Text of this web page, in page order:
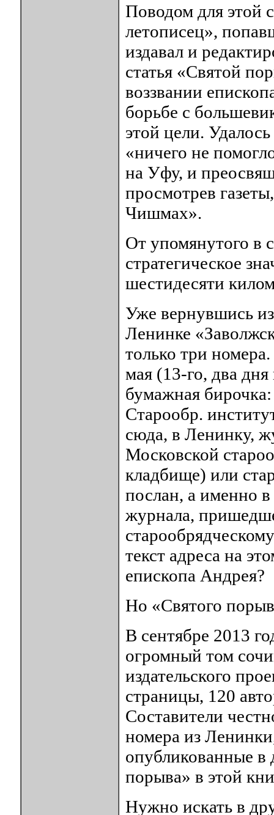
Поводом для этой
летописец»,
издавал и
статья «Святой
воззвании
борьбе с
этой цели.
«ничего не
на Уфу, и
просмотрев
Чишмах».
От упомянутого в
стратегическое
шестидесяти
Уже вернувшись
Ленинке
только три
мая (13-го, два
бумажная
Старообр.
сюда, в Ленинку,
Московской
кладбище) или
послан, а именно
журнала,
текст адреса на
епископа Андрея?
Но «Святого
В сентябре 2013
огромный том
издательского
страницы, 120
Составители
номера из
опубликованные в
порыва» в этой
Нужно искать в